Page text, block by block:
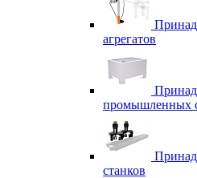
агрегатов
промышленных
станков